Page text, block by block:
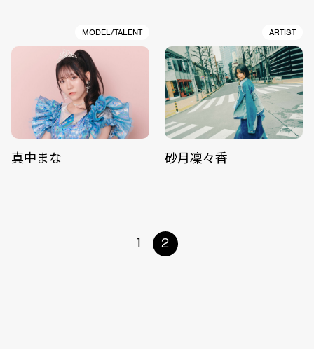
MODEL/TALENT
真中まな
ARTIST
砂月凜々香
1 2